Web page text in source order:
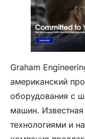
Graham
американский
оборудования с
машин.
технологиями и